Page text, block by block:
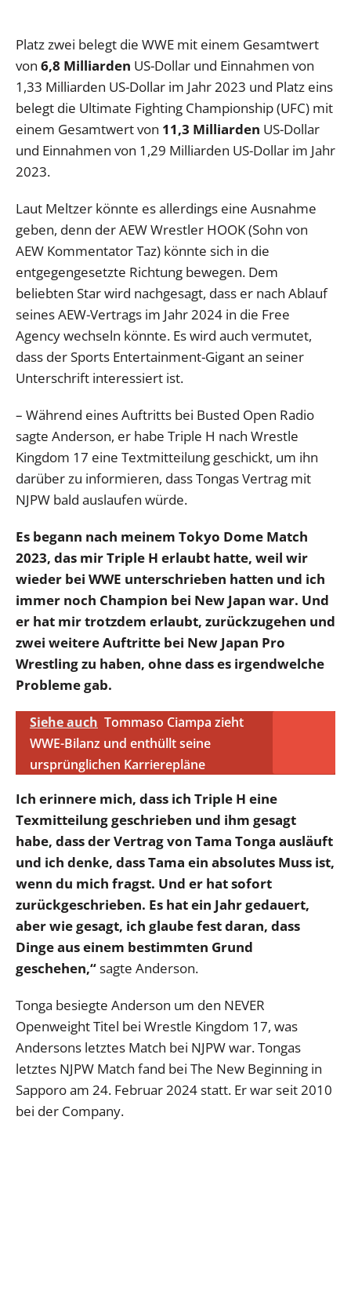
Platz zwei belegt die WWE mit einem Gesamtwert
von 6,8 Milliarden US-Dollar und Einnahmen von
1,33 Milliarden US-Dollar im Jahr 2023 und Platz eins
belegt die Ultimate Fighting Championship (UFC) mit
einem Gesamtwert von 11,3 Milliarden US-Dollar
und Einnahmen von 1,29 Milliarden US-Dollar im Jahr
2023.
Laut Meltzer könnte es allerdings eine Ausnahme
geben, denn der AEW Wrestler HOOK (Sohn von
AEW Kommentator Taz) könnte sich in die
entgegengesetzte Richtung bewegen. Dem
beliebten Star wird nachgesagt, dass er nach Ablauf
seines AEW-Vertrags im Jahr 2024 in die Free
Agency wechseln könnte. Es wird auch vermutet,
dass der Sports Entertainment-Gigant an seiner
Unterschrift interessiert ist.
– Während eines Auftritts bei Busted Open Radio
sagte Anderson, er habe Triple H nach Wrestle
Kingdom 17 eine Textmitteilung geschickt, um ihn
darüber zu informieren, dass Tongas Vertrag mit
NJPW bald auslaufen würde.
Es begann nach meinem Tokyo Dome Match
2023, das mir Triple H erlaubt hatte, weil wir
wieder bei WWE unterschrieben hatten und ich
immer noch Champion bei New Japan war. Und
er hat mir trotzdem erlaubt, zurückzugehen und
zwei weitere Auftritte bei New Japan Pro
Wrestling zu haben, ohne dass es irgendwelche
Probleme gab.
Siehe auch Tommaso Ciampa zieht
WWE-Bilanz und enthüllt seine
ursprünglichen Karrierepläne
Ich erinnere mich, dass ich Triple H eine
Texmitteilung geschrieben und ihm gesagt
habe, dass der Vertrag von Tama Tonga ausläuft
und ich denke, dass Tama ein absolutes Muss ist,
wenn du mich fragst. Und er hat sofort
zurückgeschrieben. Es hat ein Jahr gedauert,
aber wie gesagt, ich glaube fest daran, dass
Dinge aus einem bestimmten Grund
geschehen,“sagte Anderson.
Tonga besiegte Anderson um den NEVER
Openweight Titel bei Wrestle Kingdom 17, was
Andersons letztes Match bei NJPW war. Tongas
letztes NJPW Match fand bei The New Beginning in
Sapporo am 24. Februar 2024 statt. Er war seit 2010
bei der Company.